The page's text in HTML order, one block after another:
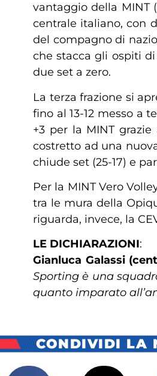
vantaggio della MINT
centrale italiano, con
del compagno di
che stacca gli ospiti
due set a zero.
La terza frazione si
fino al 13-12 messo a
+3 per la MINT
costretto ad una
chiude set (25-17) e
Per la MINT Vero
tra le mura della
riguarda, invece, la
LE DICHIARAZIONI:
Gianluca Galassi
Sporting è una
quanto imparato
CONDIVIDI LA